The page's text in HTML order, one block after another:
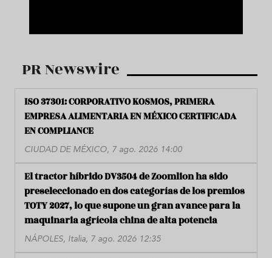
PR Newswire
ISO 37301: CORPORATIVO KOSMOS, PRIMERA
EMPRESA ALIMENTARIA EN MÉXICO CERTIFICADA
EN COMPLIANCE
CIUDAD DE MÉXICO, 7 ago. 2026 14:00
El tractor híbrido DV3504 de Zoomlion ha sido
preseleccionado en dos categorías de los premios
TOTY 2027, lo que supone un gran avance para la
maquinaria agrícola china de alta potencia
NÁPOLES, Italia, 7 ago. 2026 12:35